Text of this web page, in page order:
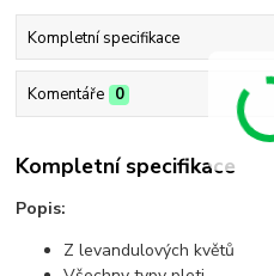
Kompletní specifikace
Komentáře 0
Kompletní specifikace
Popis:
Z levandulových květů